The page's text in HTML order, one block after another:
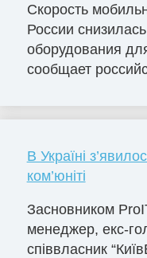
Скорость
России
оборудования
сообщает
В Україні
ком’юніті
Засновником
менеджер, екс-
співвласник